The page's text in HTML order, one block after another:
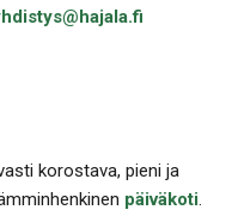
korostava, pieni ja
päiväkoti.